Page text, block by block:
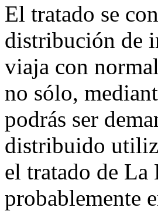
El tratado se
distribución de
viaja con
no sólo,
podrás ser
distribuido
el tratado de La
probablemente